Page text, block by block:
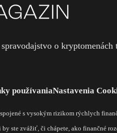
o
používaniaNastavenia
s vysokým rizikom rýchlych
ste zvážiť, či chápete, ako finančné